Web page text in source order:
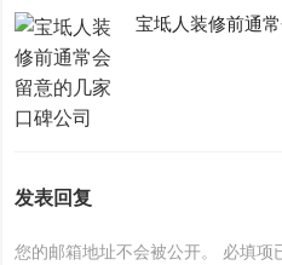
宝坻人装修前通
发表回复
您的邮箱地址不会被公开。 必填项